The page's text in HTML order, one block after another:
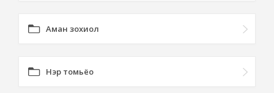
Аман зохиол
Нэр томьёо